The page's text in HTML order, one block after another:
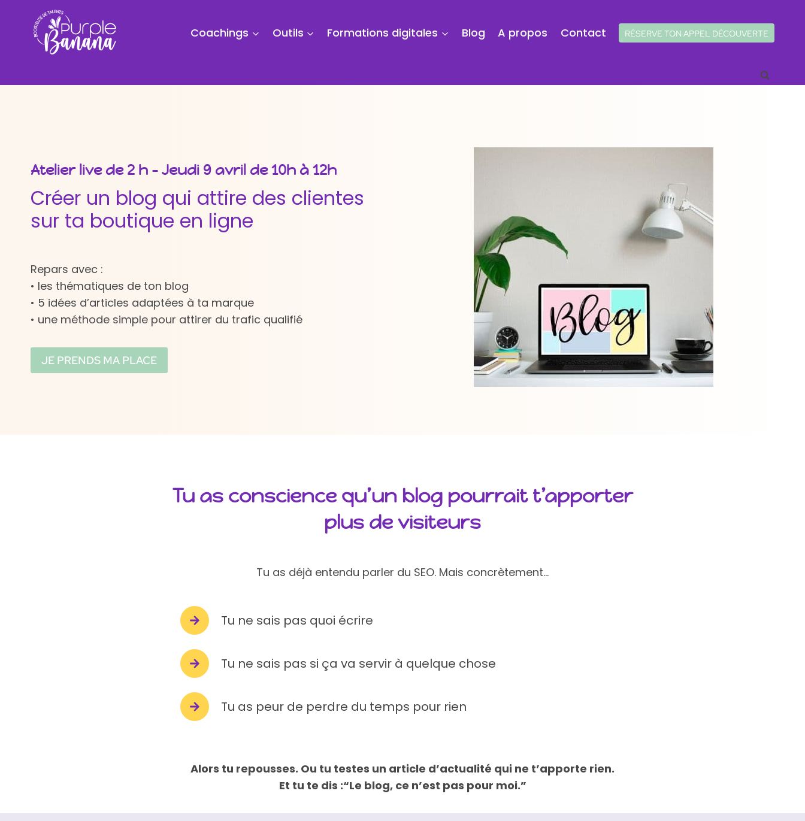
contenu
Coachings Outils Formations digitales Blog A propos Contact RÉSERVE TON APPEL DÉCOUVERTE
Atelier live de 2 h – Jeudi 9 avril de 10h à 12h
Créer un blog qui attire des clientes
sur ta boutique en ligne
Repars avec :
• les thématiques de ton blog
• 5 idées d’articles adaptées à ta marque
• une méthode simple pour attirer du trafic qualifié
JE PRENDS MA PLACE
Tu as conscience qu’un blog pourrait t’apporter
plus de visiteurs
Tu as déjà entendu parler du SEO. Mais concrètement…
Tu ne sais pas quoi écrire
Tu ne sais pas si ça va servir à quelque chose
Tu as peur de perdre du temps pour rien
Alors tu repousses. Ou tu testes un article d’actualité qui ne t’apporte rien.
Et tu te dis :“Le blog, ce n’est pas pour moi.”